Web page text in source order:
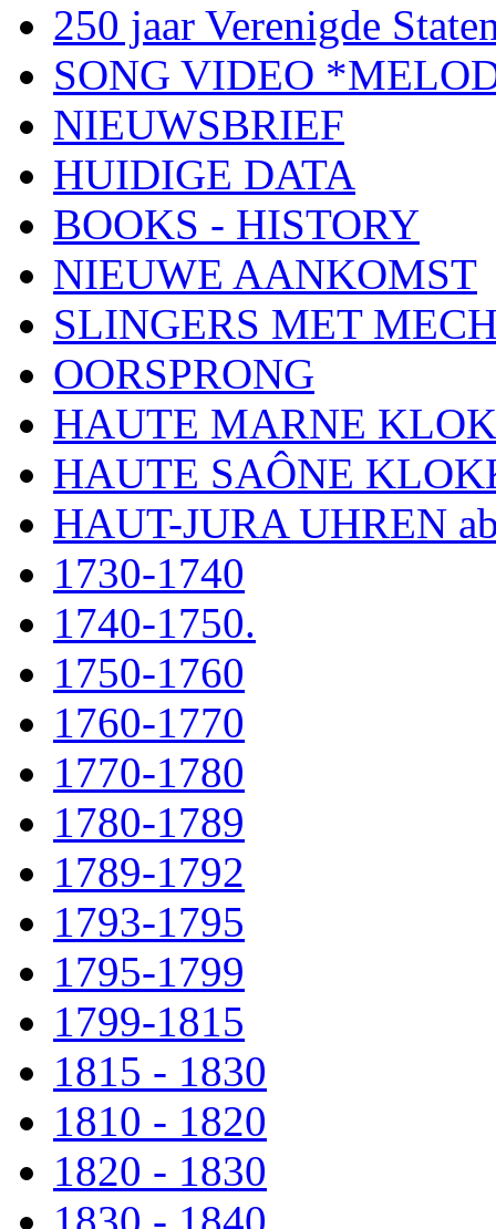
250 jaar Verenigde
SONG VIDEO
NIEUWSBRIEF
HUIDIGE DATA
BOOKS - HISTORY
NIEUWE AANKOMST
SLINGERS MET
OORSPRONG
HAUTE MARNE
HAUTE SAÔNE
HAUT-JURA UHREN
1730-1740
1740-1750.
1750-1760
1760-1770
1770-1780
1780-1789
1789-1792
1793-1795
1795-1799
1799-1815
1815 - 1830
1810 - 1820
1820 - 1830